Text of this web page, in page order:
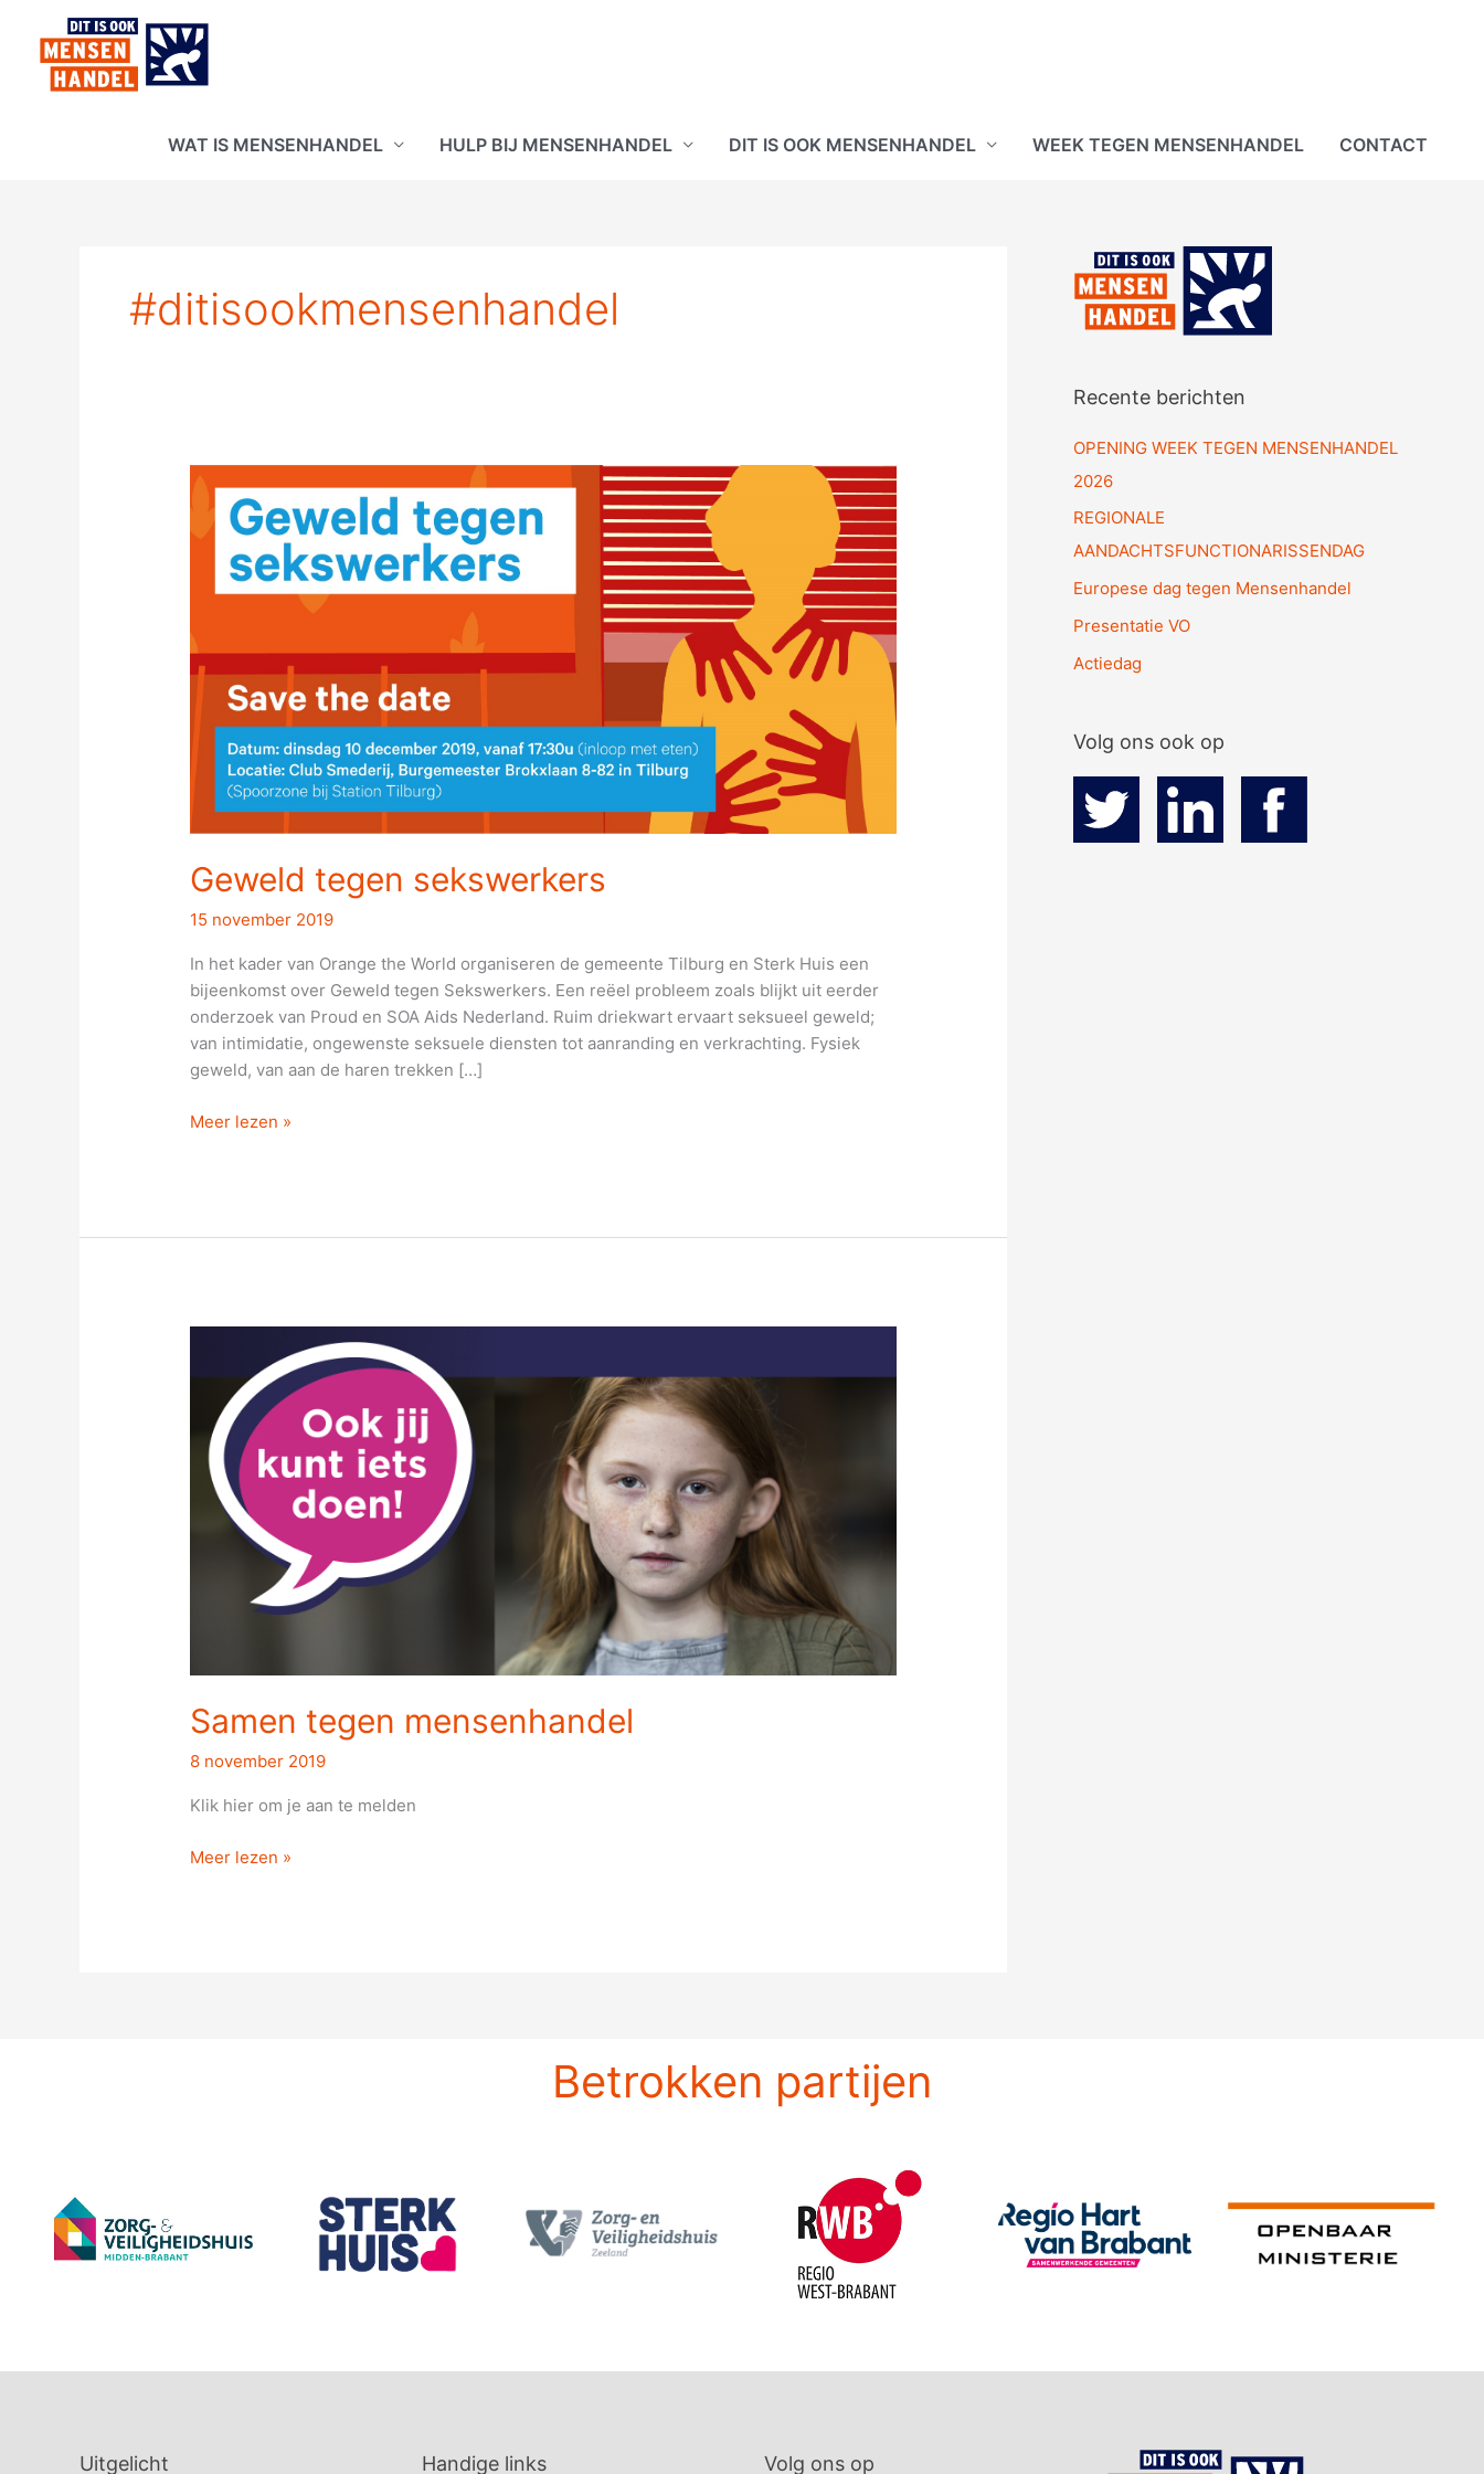
inhoud
WAT IS MENSENHANDEL HULP BIJ MENSENHANDEL DIT IS OOK MENSENHANDEL WEEK TEGEN MENSENHANDEL CONTACT
#ditisookmensenhandel
Geweld tegen sekswerkers
15 november 2019
In het kader van Orange the World organiseren de gemeente Tilburg en Sterk Huis een
bijeenkomst over Geweld tegen Sekswerkers. Een reëel probleem zoals blijkt uit eerder
onderzoek van Proud en SOA Aids Nederland. Ruim driekwart ervaart seksueel geweld;
van intimidatie, ongewenste seksuele diensten tot aanranding en verkrachting. Fysiek
geweld, van aan de haren trekken […]
Geweld
tegen
sekswerkers
Meer lezen »
Samen tegen mensenhandel
8 november 2019
Klik hier om je aan te melden
mensenhandel
Meer lezen »
Recente berichten
OPENING WEEK TEGEN MENSENHANDEL
2026
REGIONALE
AANDACHTSFUNCTIONARISSENDAG
Europese dag tegen Mensenhandel
Presentatie VO
Actiedag
Volg ons ook op
Betrokken partijen
Uitgelicht Handige links Volg ons op